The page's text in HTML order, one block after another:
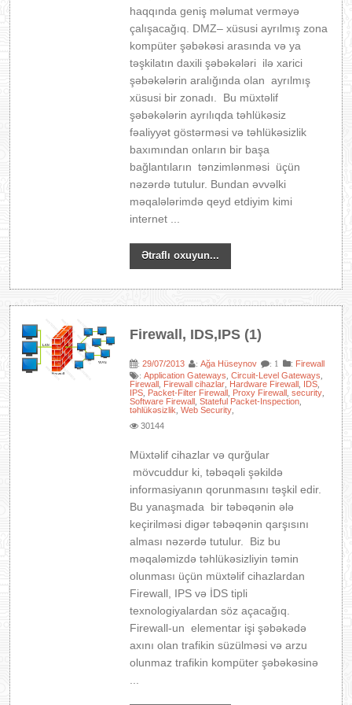
haqqında geniş məlumat verməyə
çalışacağıq. DMZ– xüsusi ayrılmış zona
kompüter şəbəkəsi arasında və ya
təşkilatın daxili şəbəkələri ilə xarici
şəbəkələrin aralığında olan ayrılmış
xüsusi bir zonadı. Bu müxtəlif
şəbəkələrin ayrılıqda təhlükəsiz
fəaliyyət göstərməsi və təhlükəsizlik
baxımından onların bir başa
bağlantıların tənzimlənməsi üçün
nəzərdə tutulur. Bundan əvvəlki
məqalələrimdə qeyd etdiyim kimi
internet ...
Ətraflı oxuyun...
Firewall, IDS,IPS (1)
:29/07/2013 :Ağa Hüseynov : 1 : Firewall
:Application Gateways ,Circuit-Level Gateways
Firewall Firewall cihazlar Hardware Firewall IDS
IPS Packet-Filter Firewall Proxy Firewall ,security
Software Firewall ,Stateful Packet-Inspection
təhlükəsizlik ,Web Security
30144
Müxtəlif cihazlar və qurğular
mövcuddur ki, təbəqəli şəkildə
informasiyanın qorunmasını təşkil edir.
Bu yanaşmada bir təbəqənin ələ
keçirilməsi digər təbəqənin qarşısını
alması nəzərdə tutulur. Biz bu
məqaləmizdə təhlükəsizliyin təmin
olunması üçün müxtəlif cihazlardan
Firewall, IPS və İDS tipli
texnologiyalardan söz açacağıq.
Firewall-un elementar işi şəbəkədə
axını olan trafikin süzülməsi və arzu
olunmaz trafikin kompüter şəbəkəsinə